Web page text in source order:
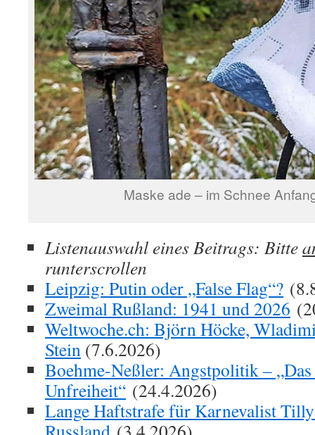
Maske ade – im Schnee
Listenauswahl eines Beitrags: Bitte
runterscrollen
Leipzig: Putin oder „False Flag“?
Zweimal Rußland: 1941 und 2026
Weltwoche.ch: Björn Höcke,
Stein (7.6.2026)
Boehme-Neßler: Angstpolitik –
Unfreiheit“ (24.4.2026)
Lange Haftstrafe für Karnevalist